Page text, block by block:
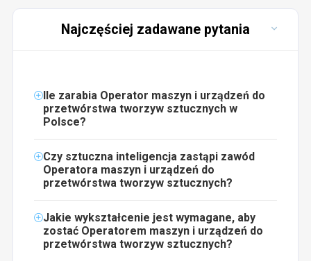
Najczęściej zadawane pytania
Ile zarabia Operator maszyn i urządzeń do
przetwórstwa tworzyw sztucznych w
Polsce?
Czy sztuczna inteligencja zastąpi zawód
Operatora maszyn i urządzeń do
przetwórstwa tworzyw sztucznych?
Jakie wykształcenie jest wymagane, aby
zostać Operatorem maszyn i urządzeń do
przetwórstwa tworzyw sztucznych?